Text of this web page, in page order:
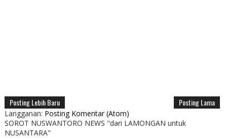
Posting Lebih Baru Posting Lama
Langganan: Posting Komentar (Atom)
SOROT NUSWANTORO NEWS "dari LAMONGAN untuk
NUSANTARA"